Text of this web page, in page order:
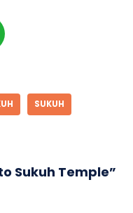
SUKUH
Sukuh Temple”